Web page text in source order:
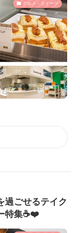
グルメ・スイーツ
過ごせるテイク
特集☕️❤️